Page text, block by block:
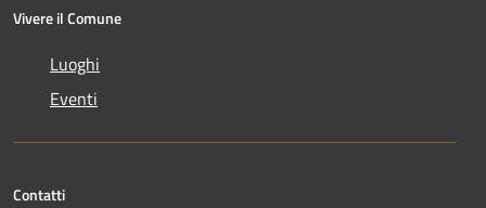
Vivere il Comune
Luoghi
Eventi
Contatti